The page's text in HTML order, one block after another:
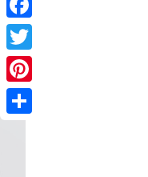
Facebook
Twitter
Pinterest